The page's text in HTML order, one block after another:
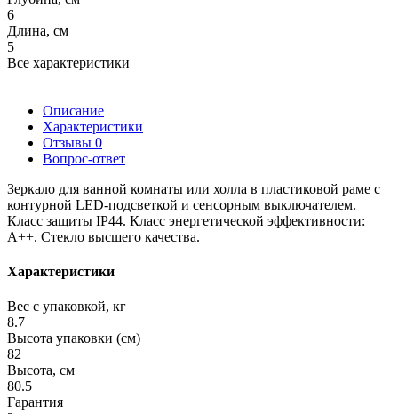
6
Длина, см
5
Все характеристики
Описание
Характеристики
Отзывы 0
Вопрос-ответ
Зеркало для ванной комнаты или холла в пластиковой раме с
контурной LED-подсветкой и сенсорным выключателем.
Класс защиты IP44. Класс энергетической эффективности:
А++. Стекло высшего качества.
Характеристики
Вес с упаковкой, кг
8.7
Высота упаковки (см)
82
Высота, см
80.5
Гарантия